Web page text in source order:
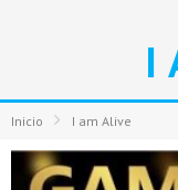
I
Inicio I am Alive